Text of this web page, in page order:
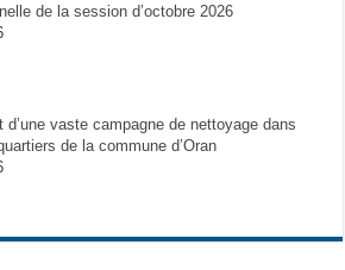
de la session d’octobre 2026
d’une vaste campagne de nettoyage dans
de la commune d’Oran